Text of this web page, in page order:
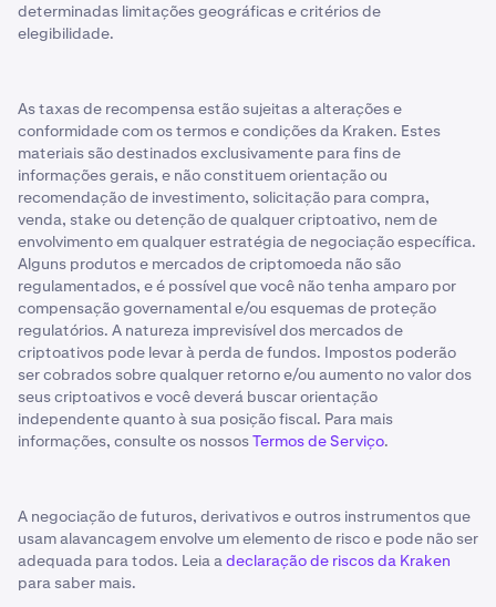
determinadas limitações geográficas e critérios de
elegibilidade.
As taxas de recompensa estão sujeitas a alterações e
conformidade com os termos e condições da Kraken. Estes
materiais são destinados exclusivamente para fins de
informações gerais, e não constituem orientação ou
recomendação de investimento, solicitação para compra,
venda, stake ou detenção de qualquer criptoativo, nem de
envolvimento em qualquer estratégia de negociação específica.
Alguns produtos e mercados de criptomoeda não são
regulamentados, e é possível que você não tenha amparo por
compensação governamental e/ou esquemas de proteção
regulatórios. A natureza imprevisível dos mercados de
criptoativos pode levar à perda de fundos. Impostos poderão
ser cobrados sobre qualquer retorno e/ou aumento no valor dos
seus criptoativos e você deverá buscar orientação
independente quanto à sua posição fiscal. Para mais
informações, consulte os nossosTermos de Serviço.
A negociação de futuros, derivativos e outros instrumentos que
usam alavancagem envolve um elemento de risco e pode não ser
adequada para todos. Leia adeclaração de riscos da Kraken
para saber mais.